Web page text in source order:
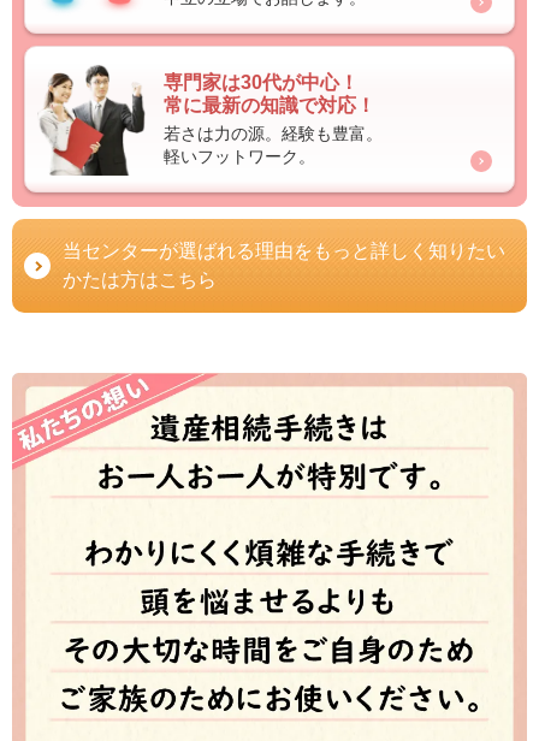
専門家は30代が中心！
常に最新の知識で対応！
若さは力の源。経験も豊富。
軽いフットワーク。
当センターが選ばれる理由をもっと詳しく知りたい
かたは方はこちら